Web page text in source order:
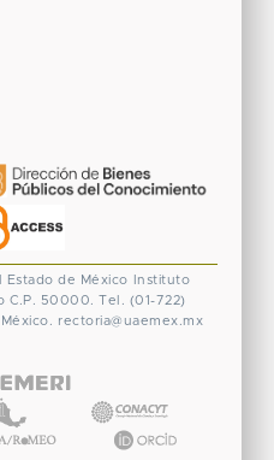
Estado de México
Instituto
C.P. 50000. Tel. (01-722)
rectoria@uaemex.mx